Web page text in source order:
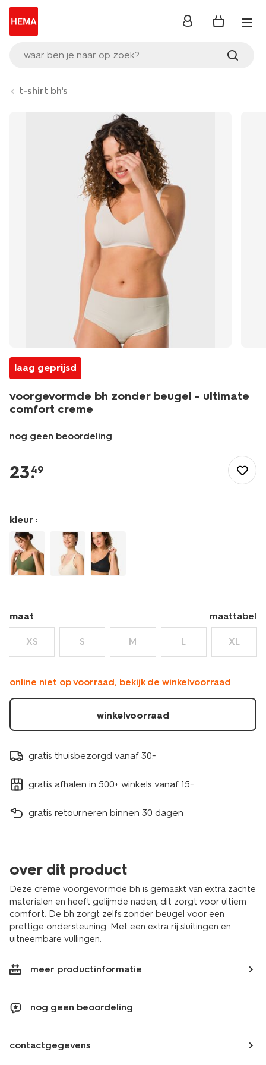
waar ben je naar op zoek?
inloggen
t-shirt bh's
laag geprijsd
voorgevormde bh zonder beugel - ultimate
comfort creme
nog geen beoordeling
shirt-
bh/voorgevormde-
zonder-
beugel-
-
ultimate-
comfort-
creme-
23.
49
kleur :
maat maattabel
XS S M L XL
online niet op voorraad, bekijk de winkelvoorraad
winkelvoorraad
gratis thuisbezorgd vanaf 30.-
gratis afhalen in 500+ winkels vanaf 15.-
gratis retourneren binnen 30 dagen
over dit product
Deze creme voorgevormde bh is gemaakt van extra zachte
materialen en heeft gelijmde naden, dit zorgt voor ultiem
comfort. De bh zorgt zelfs zonder beugel voor een
prettige ondersteuning. Met een extra rij sluitingen en
uitneembare vullingen.
meer productinformatie
nog geen beoordeling
contactgegevens